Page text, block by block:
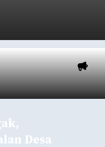
Desa